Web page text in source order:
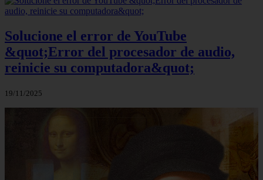
Solucione el error de YouTube
&quot;Error del procesador de audio,
reinicie su computadora&quot;
19/11/2025